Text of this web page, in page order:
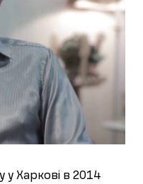
у Харкові в 2014